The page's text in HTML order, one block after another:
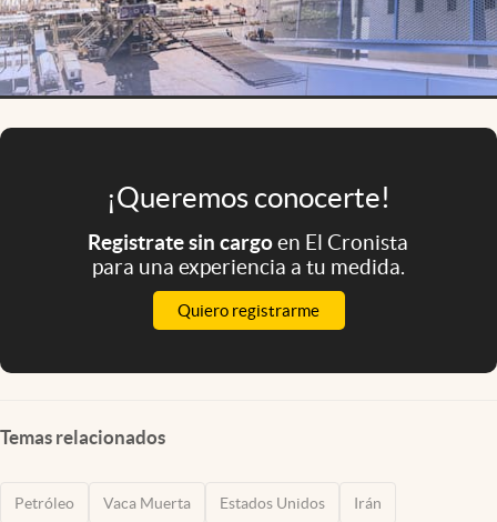
El Cronista Studio
Mediakit
Argentina
¡Queremos conocerte!
Registrate sin cargoen El Cronista
para una experiencia a tu medida.
Quiero registrarme
Temas relacionados
Petróleo Vaca Muerta Estados Unidos Irán